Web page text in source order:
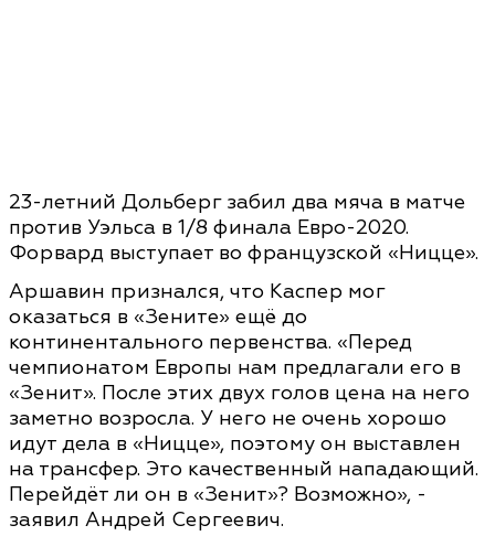
23-летний Дольберг забил два мяча в матче
против Уэльса в 1/8 финала Евро-2020.
Форвард выступает во французской «Ницце».
Аршавин признался, что Каспер мог
оказаться в «Зените» ещё до
континентального первенства. «Перед
чемпионатом Европы нам предлагали его в
«Зенит». После этих двух голов цена на него
заметно возросла. У него не очень хорошо
идут дела в «Ницце», поэтому он выставлен
на трансфер. Это качественный нападающий.
Перейдёт ли он в «Зенит»? Возможно», -
заявил Андрей Сергеевич.